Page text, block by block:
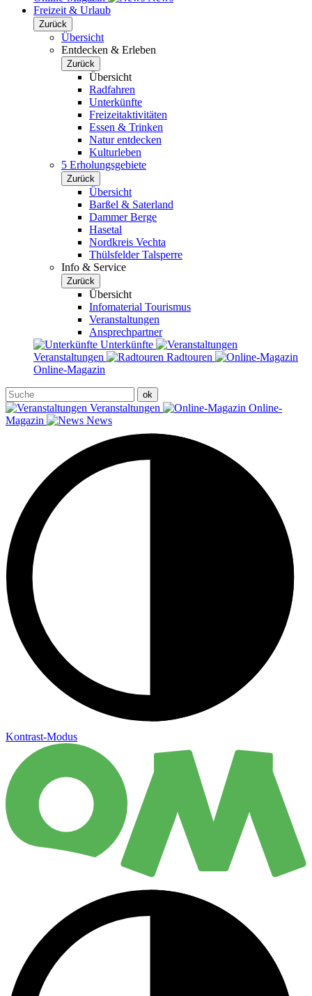
Freizeit & Urlaub
Zurück
Übersicht
Entdecken & Erleben
Zurück
Übersicht
Radfahren
Unterkünfte
Freizeitaktivitäten
Essen & Trinken
Natur entdecken
Kulturleben
5 Erholungsgebiete
Zurück
Übersicht
Barßel & Saterland
Dammer Berge
Hasetal
Nordkreis Vechta
Thülsfelder Talsperre
Info & Service
Zurück
Übersicht
Infomaterial Tourismus
Veranstaltungen
Ansprechpartner
Unterkünfte
Veranstaltungen
Radtouren
Online-Magazin
Veranstaltungen
Online-
Magazin
News
Kontrast-Modus